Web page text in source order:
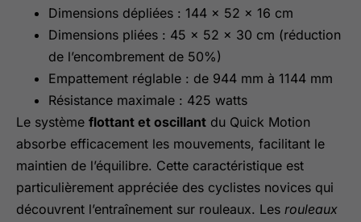
Dimensions dépliées : 144 x 52 x 16 cm
Dimensions pliées : 45 x 52 x 30 cm (réduction
de l’encombrement de 50%)
Empattement réglable : de 944 mm à 1144 mm
Résistance maximale : 425 watts
Le système flottant et oscillant du Quick Motion
absorbe efficacement les mouvements, facilitant le
maintien de l’équilibre. Cette caractéristique est
particulièrement appréciée des cyclistes novices qui
découvrent l’entraînement sur rouleaux. Les rouleaux